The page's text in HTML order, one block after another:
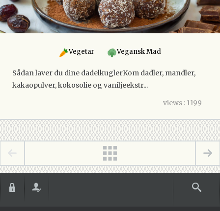
Vegetar Vegansk Mad
Sådan laver du dine dadelkuglerKom dadler, mandler,
kakaopulver, kokosolie og vaniljeekstr...
views : 1199